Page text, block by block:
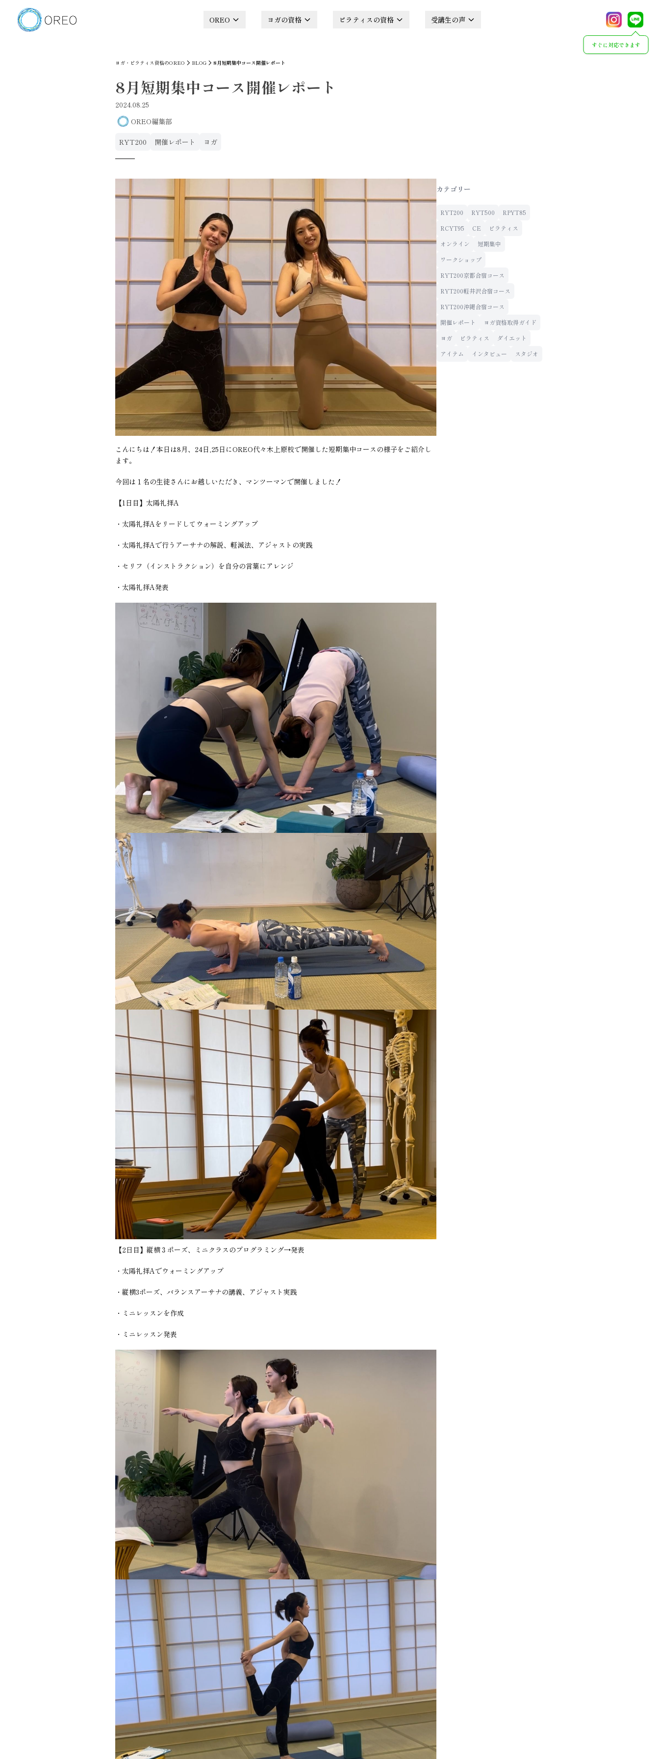
OREO ヨガの資格 ピラティスの資格 受講生の声
すぐに対応できます
ヨガ・ピラティス資格のOREO BLOG 8月短期集中コース開催レポート
8月短期集中コース開催レポート
2024.08.25
OREO編集部
RYT200 開催レポート ヨガ
こんにちは！本日は8月、24日,25日にOREO代々木上原校で開催した短期集中コースの様子をご紹介し
ます。
今回は１名の生徒さんにお越しいただき、マンツーマンで開催しました！
【1日目】太陽礼拝A
・太陽礼拝Aをリードしてウォーミングアップ
・太陽礼拝Aで行うアーサナの解説、軽減法、アジャストの実践
・セリフ（インストラクション）を自分の言葉にアレンジ
・太陽礼拝A発表
【2日目】縦横３ポーズ、ミニクラスのプログラミング→発表
・太陽礼拝Aでウォーミングアップ
・縦横3ポーズ、バランスアーサナの講義、アジャスト実践
・ミニレッスンを作成
・ミニレッスン発表
カテゴリー
RYT200 RYT500
RPYT85
RCYT95
CE
ピラティス
オンライン
短期集中
ワークショップ
RYT200京都合宿コース
RYT200軽井沢合宿コース
RYT200沖縄合宿コース
開催レポート
ヨガ資格取得ガイド
ヨガ
ピラティス
ダイエット
アイテム
インタビュー スタジオ